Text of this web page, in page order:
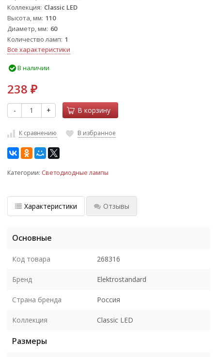
Коллекция Classic LED
Высота, мм 110
Диаметр, мм 60
Количество ламп 1
Все характеристики
В наличии
238 ₽
- + В корзину
К сравнению В избранное
Категории: Светодиодные лампы
Характеристики Отзывы
Основные
Код товара 268316
Бренд Elektrostandard
Страна бренда Россия
Коллекция Classic LED
Размеры